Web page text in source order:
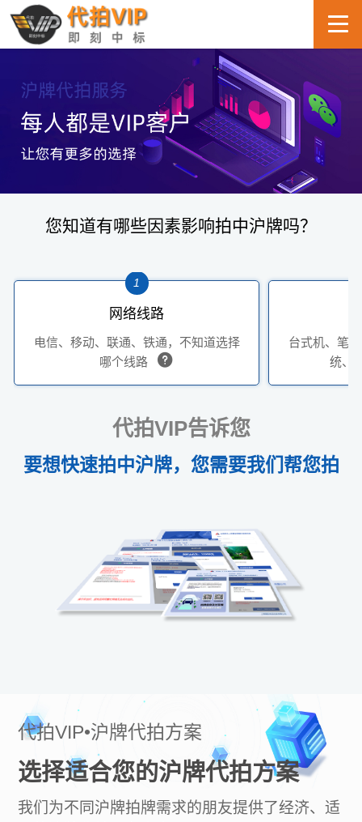
您知道有哪些因素影响拍中沪牌吗？
1
网络线路
电信、移动、联通、铁通，不知道选择
哪个线路
台式机、笔
统、
代拍VIP告诉您
要想快速拍中沪牌，您需要我们帮您拍
代拍VIP•沪牌代拍方案
选择适合您的沪牌代拍方案
我们为不同沪牌拍牌需求的朋友提供了经济、适